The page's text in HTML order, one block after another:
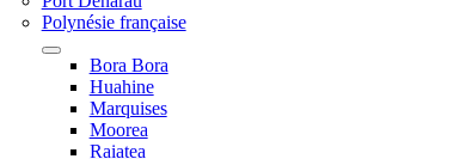
Polynésie française
Bora Bora
Huahine
Marquises
Moorea
Raiatea